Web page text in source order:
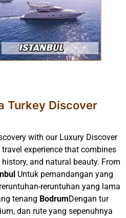
Turkey Discover
with our Luxury Discover
experience that combines
history, and natural beauty. From
Untuk pemandangan yang
reruntuhan yang lama
tenang BodrumDengan tur
dan rute yang sepenuhnya